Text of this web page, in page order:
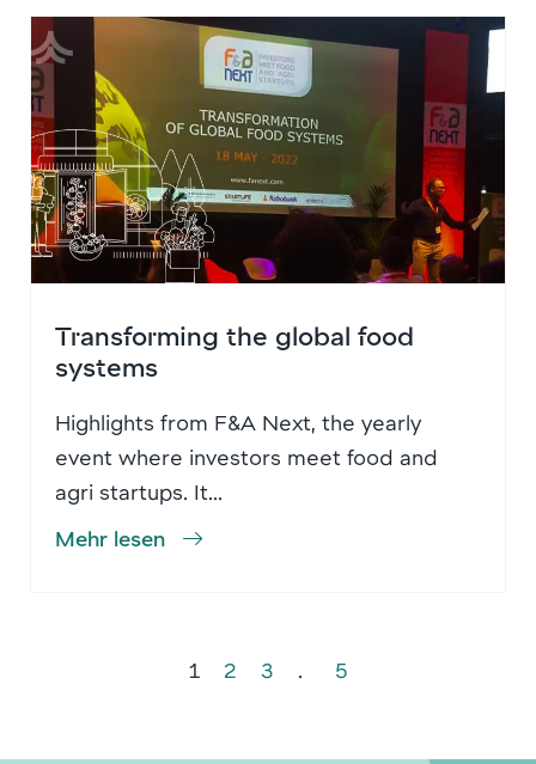
Transforming the global food
systems
Highlights from F&A Next, the yearly
event where investors meet food and
agri startups. It...
Mehr lesen
1 2 3 … 5